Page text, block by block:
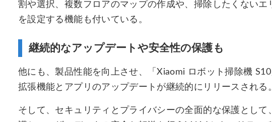
割や選択、複数フロアのマップの作成や、掃除したくない
を設定する機能も付いている。
継続的なアップデートや安全性の保護も
他にも、製品性能を向上させ、「Xiaomi ロボット掃除機
拡張機能とアプリのアップデートが継続的にリリースされる
そして、セキュリティとプライバシーの全面的な保護とし